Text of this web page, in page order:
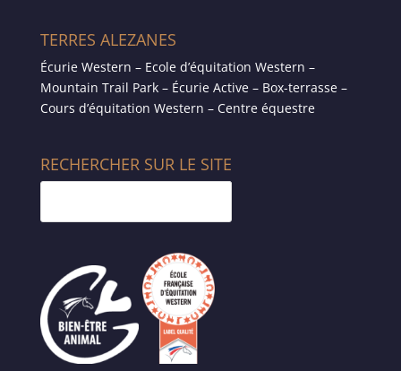
TERRES ALEZANES
Écurie Western – Ecole d’équitation Western –
Mountain Trail Park – Écurie Active – Box-terrasse –
Cours d’équitation Western – Centre équestre
RECHERCHER SUR LE SITE